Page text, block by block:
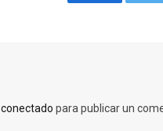
conectado para publicar un